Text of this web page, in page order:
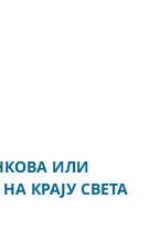
ИЛИ
КРАЈУ СВЕТА